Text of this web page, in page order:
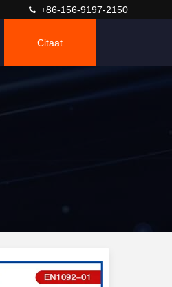
+86-156-9197-2150
Citaat